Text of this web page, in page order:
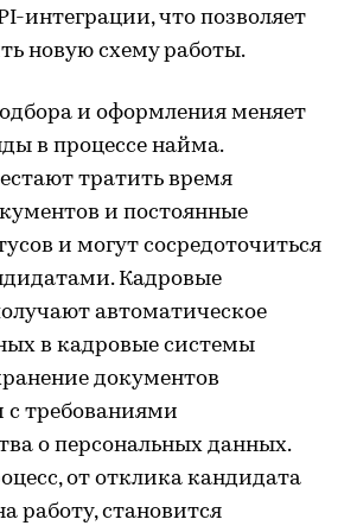
интеграции, что позволяет
новую схему работы.
и оформления меняет
в процессе найма.
тратить время
и постоянные
и могут сосредоточиться
Кадровые
автоматическое
в кадровые системы
документов
с требованиями
о персональных данных.
от отклика кандидата
работу, становится